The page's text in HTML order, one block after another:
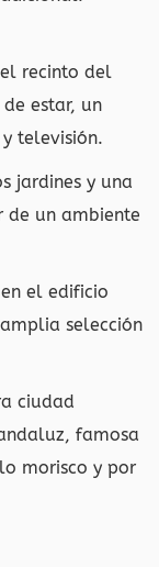
recinto del
estar, un
televisión.
jardines y una
de un ambiente
el edificio
selección
ciudad
famosa
morisco y por